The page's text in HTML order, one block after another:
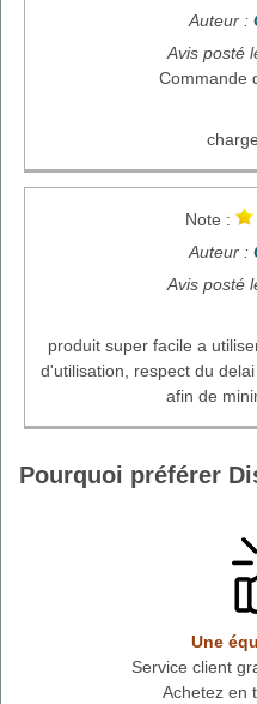
Auteur :
Avis posté
Commande
Note :
Auteur :
Avis posté
produit super facile a
d'utilisation, respect du
afin de
Pourquoi préférer
Une
Service client
Achetez en